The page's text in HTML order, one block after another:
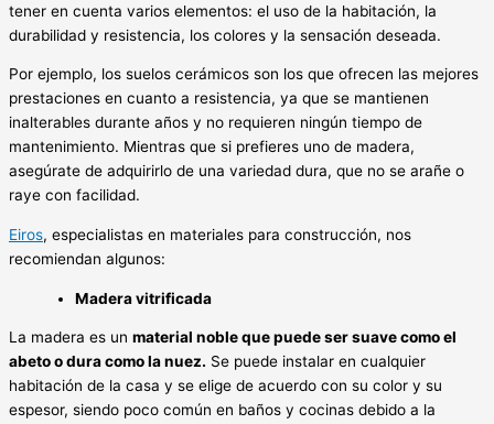
tener en cuenta varios elementos: el uso de la habitación, la
durabilidad y resistencia, los colores y la sensación deseada.
Por ejemplo, los suelos cerámicos son los que ofrecen las mejores
prestaciones en cuanto a resistencia, ya que se mantienen
inalterables durante años y no requieren ningún tiempo de
mantenimiento. Mientras que si prefieres uno de madera,
asegúrate de adquirirlo de una variedad dura, que no se arañe o
raye con facilidad.
Eiros, especialistas en materiales para construcción, nos
recomiendan algunos:
Madera vitrificada
La madera es un material noble que puede ser suave como el
abeto o dura como la nuez. Se puede instalar en cualquier
habitación de la casa y se elige de acuerdo con su color y su
espesor, siendo poco común en baños y cocinas debido a la